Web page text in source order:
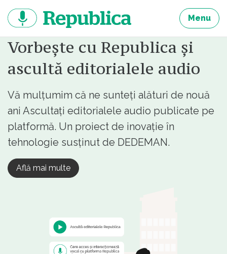
continut
Menu
Vorbește cu Republica și
ascultă editorialele audio
Vă mulțumim că ne sunteți alături de nouă
ani Ascultați editorialele audio publicate pe
platformă. Un proiect de inovație în
tehnologie susținut de DEDEMAN.
Află mai multe